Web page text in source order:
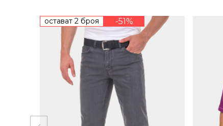
остават 2 броя -51%